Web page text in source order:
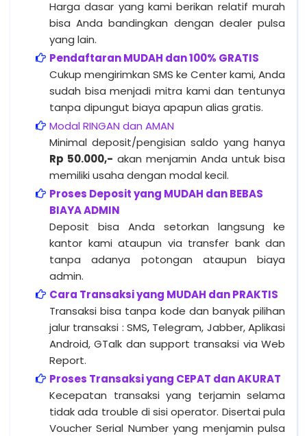
Harga dasar yang kami berikan relatif murah
bisa Anda bandingkan dengan dealer pulsa
yang lain.
Pendaftaran MUDAH dan 100% GRATIS
Cukup mengirimkan SMS ke Center kami, Anda
sudah bisa menjadi mitra kami dan tentunya
tanpa dipungut biaya apapun alias gratis.
Modal RINGAN dan AMAN
Minimal deposit/pengisian saldo yang hanya
Rp 50.000,- akan menjamin Anda untuk bisa
memiliki usaha dengan modal kecil.
Proses Deposit yang MUDAH dan BEBAS
BIAYA ADMIN
Deposit bisa Anda setorkan langsung ke
kantor kami ataupun via transfer bank dan
tanpa adanya potongan ataupun biaya
admin.
Cara Transaksi yang MUDAH dan PRAKTIS
Transaksi bisa tanpa kode dan banyak pilihan
jalur transaksi : SMS, Telegram, Jabber, Aplikasi
Android, GTalk dan support transaksi via Web
Report.
Proses Transaksi yang CEPAT dan AKURAT
Kecepatan transaksi yang terjamin selama
tidak ada trouble di sisi operator. Disertai pula
Voucher Serial Number yang menjamin pulsa